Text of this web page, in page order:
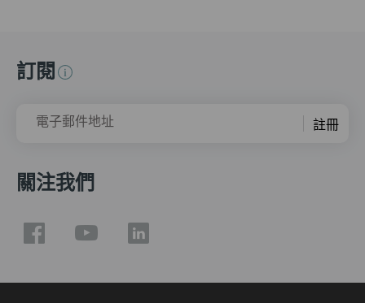
訂閱
電子郵件地址 註冊
關注我們